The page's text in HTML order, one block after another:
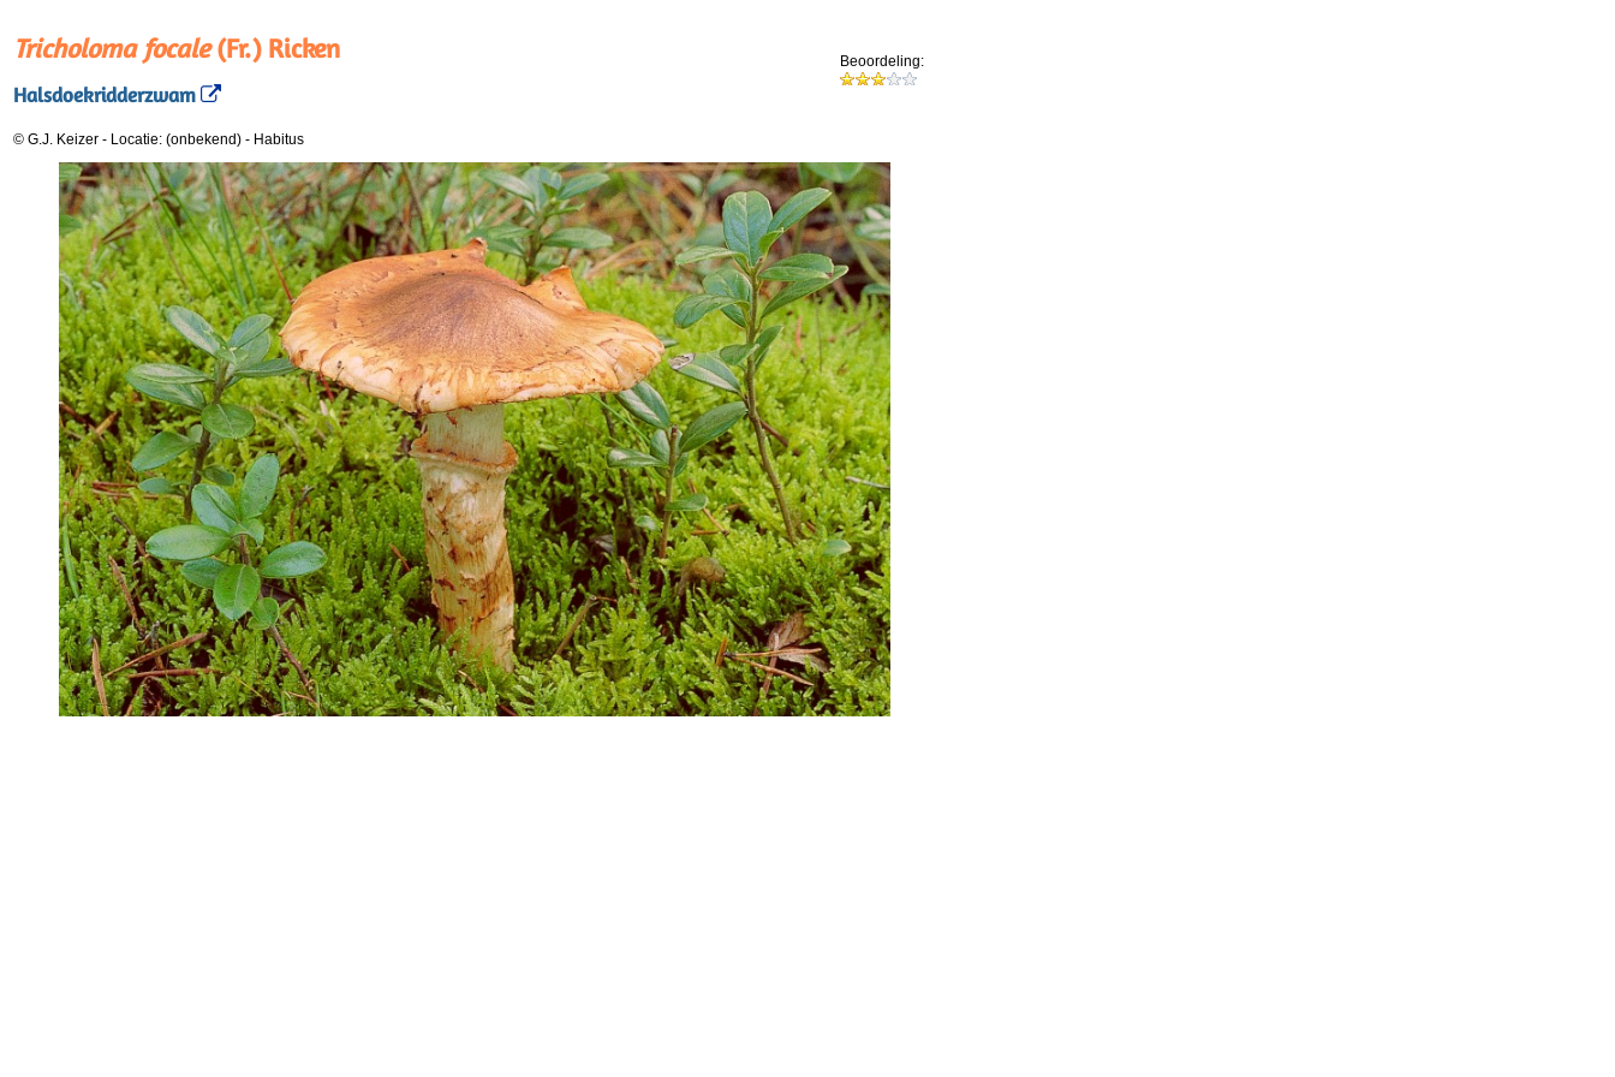
Tricholoma focale(Fr.) Ricken
Halsdoekridderzwam
Beoordeling:
© G.J. Keizer - Locatie: (onbekend) - Habitus